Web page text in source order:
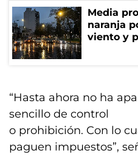
Media
naranja
viento y
“Hasta ahora no ha
sencillo de control
o prohibición. Con lo
paguen impuestos”,